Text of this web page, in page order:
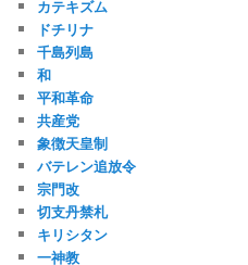
カテキズム
ドチリナ
千島列島
和
平和革命
共産党
象徴天皇制
バテレン追放令
宗門改
切支丹禁札
キリシタン
一神教